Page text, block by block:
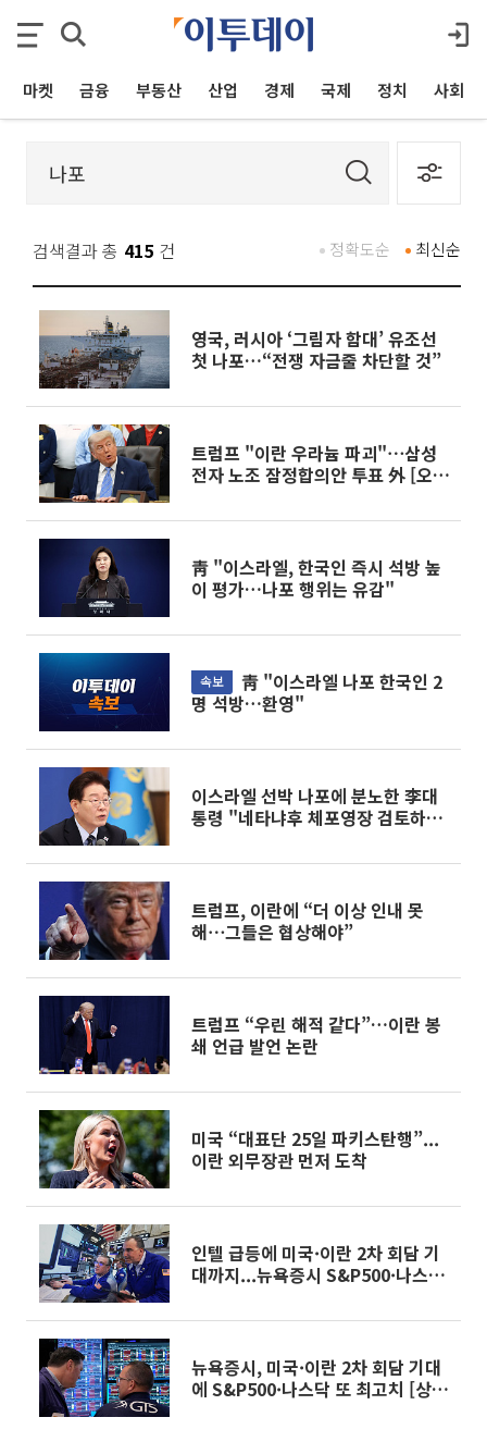
마켓 금융 부동산 산업 경제 국제 정치 사회
검색결과 총 415 건 최신순
정확도순
영국, 러시아 ‘그림자 함대’ 유조선
첫 나포…“전쟁 자금줄 차단할 것”
트럼프 "이란 우라늄 파괴"⋯삼성
전자 노조 잠정합의안 투표 外 [오늘
靑 "이스라엘, 한국인 즉시 석방 높
이 평가…나포 행위는 유감"
속보
명 석방…환영"
이스라엘 선박 나포에 분노한 李대
통령 "네타냐후 체포영장 검토하
트럼프, 이란에 “더 이상 인내 못
해⋯그들은 협상해야”
트럼프 “우린 해적 같다”…이란 봉
쇄 언급 발언 논란
미국 “대표단 25일 파키스탄행”...
이란 외무장관 먼저 도착
인텔 급등에 미국·이란 2차 회담 기
대까지...뉴욕증시 S&P500·나스닥
뉴욕증시, 미국·이란 2차 회담 기대
에 S&P500·나스닥 또 최고치 [상